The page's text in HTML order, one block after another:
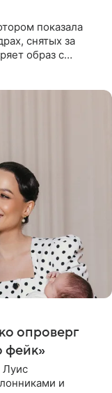
показала
снятых за
образ с
опроверг
фейк»
Луис
и